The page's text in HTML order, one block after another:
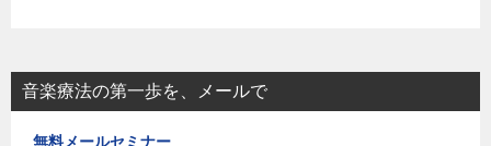
音楽療法の第一歩を、メールで
無料メールセミナー